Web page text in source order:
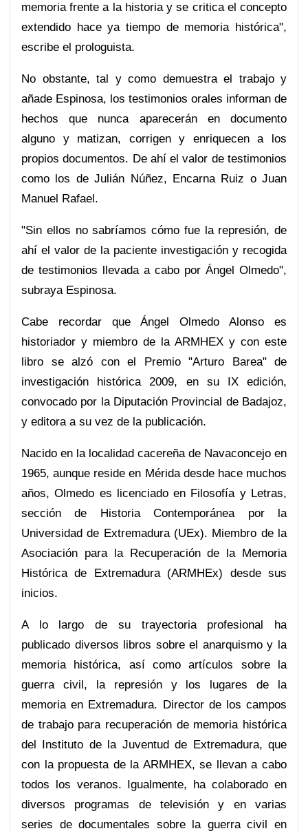
memoria frente a la historia y se critica el concepto
extendido hace ya tiempo de memoria histórica",
escribe el prologuista.
No obstante, tal y como demuestra el trabajo y
añade Espinosa, los testimonios orales informan de
hechos que nunca aparecerán en documento
alguno y matizan, corrigen y enriquecen a los
propios documentos. De ahí el valor de testimonios
como los de Julián Núñez, Encarna Ruiz o Juan
Manuel Rafael.
"Sin ellos no sabríamos cómo fue la represión, de
ahí el valor de la paciente investigación y recogida
de testimonios llevada a cabo por Ángel Olmedo",
subraya Espinosa.
Cabe recordar que Ángel Olmedo Alonso es
historiador y miembro de la ARMHEX y con este
libro se alzó con el Premio "Arturo Barea" de
investigación histórica 2009, en su IX edición,
convocado por la Diputación Provincial de Badajoz,
y editora a su vez de la publicación.
Nacido en la localidad cacereña de Navaconcejo en
1965, aunque reside en Mérida desde hace muchos
años, Olmedo es licenciado en Filosofía y Letras,
sección de Historia Contemporánea por la
Universidad de Extremadura (UEx). Miembro de la
Asociación para la Recuperación de la Memoria
Histórica de Extremadura (ARMHEx) desde sus
inicios.
A lo largo de su trayectoria profesional ha
publicado diversos libros sobre el anarquismo y la
memoria histórica, así como artículos sobre la
guerra civil, la represión y los lugares de la
memoria en Extremadura. Director de los campos
de trabajo para recuperación de memoria histórica
del Instituto de la Juventud de Extremadura, que
con la propuesta de la ARMHEX, se llevan a cabo
todos los veranos. Igualmente, ha colaborado en
diversos programas de televisión y en varias
series de documentales sobre la guerra civil en